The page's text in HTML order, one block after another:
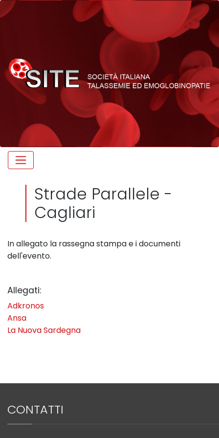
Strade Parallele -
Cagliari
In allegato la rassegna stampa e i documenti
dell'evento.
Allegati:
Adkronos
Ansa
La Nuova Sardegna
CONTATTI